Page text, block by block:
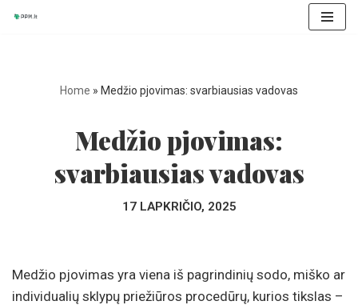
Home » Medžio pjovimas: svarbiausias vadovas
Medžio pjovimas:
svarbiausias vadovas
17 LAPKRIČIO, 2025
Medžio pjovimas yra viena iš pagrindinių sodo, miško ar
individualių sklypų priežiūros procedūrų, kurios tikslas –